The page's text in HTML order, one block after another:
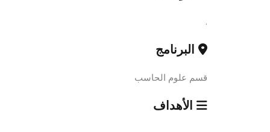
.
البرنامج
قسم علوم الحاسب
الأهداف